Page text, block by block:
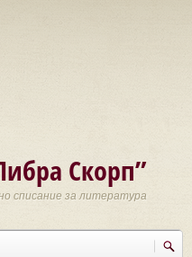
Скорп”
списание за литература